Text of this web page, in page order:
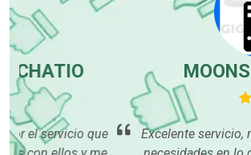
MOONS
Excelente servicio, respuesta